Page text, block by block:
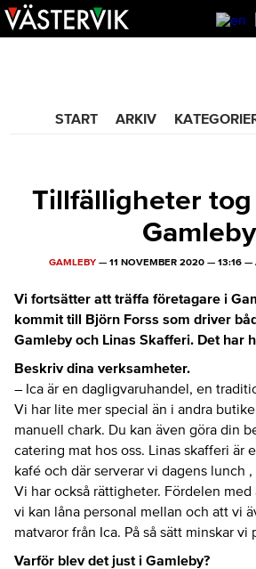
Hoppa
till
Skip
to
Hoppa
till
START ARKIV
Tillfälligheter
Gamleby
GAMLEBY — 11 NOVEMBER 2020 — 13:16 —
Vi fortsätter att träffa företagare i
kommit till Björn Forss som driver
Gamleby och Linas Skafferi. Det har
Beskriv dina verksamheter.
– Ica är en dagligvaruhandel, en
Vi har lite mer special än i andra
manuell chark. Du kan även göra din
catering mat hos oss. Linas skafferi är
kafé och där serverar vi dagens lunch
Vi har också rättigheter. Fördelen med
vi kan låna personal mellan och att vi
matvaror från Ica. På så sätt minskar vi
Varför blev det just i Gamleby?